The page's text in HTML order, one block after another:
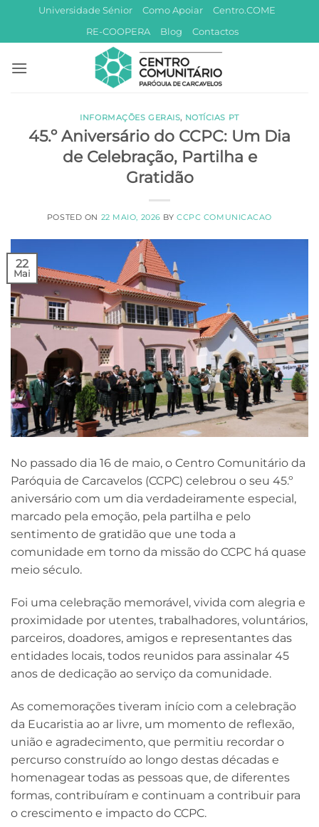
content
Universidade Sénior Como Apoiar
Centro.COME
RE-COOPERA
Blog Contactos
INFORMAÇÕES GERAIS, NOTÍCIAS PT
45.º Aniversário do CCPC: Um Dia
de Celebração, Partilha e
Gratidão
POSTED ON 22 MAIO, 2026 BYCCPC COMUNICACAO
22
Mai
No passado dia 16 de maio, o Centro Comunitário da
Paróquia de Carcavelos (CCPC) celebrou o seu 45.º
aniversário com um dia verdadeiramente especial,
marcado pela emoção, pela partilha e pelo
sentimento de gratidão que une toda a
comunidade em torno da missão do CCPC há quase
meio século.
Foi uma celebração memorável, vivida com alegria e
proximidade por utentes, trabalhadores, voluntários,
parceiros, doadores, amigos e representantes das
entidades locais, todos reunidos para assinalar 45
anos de dedicação ao serviço da comunidade.
As comemorações tiveram início com a celebração
da Eucaristia ao ar livre, um momento de reflexão,
união e agradecimento, que permitiu recordar o
percurso construído ao longo destas décadas e
homenagear todas as pessoas que, de diferentes
formas, contribuíram e continuam a contribuir para
o crescimento e impacto do CCPC.